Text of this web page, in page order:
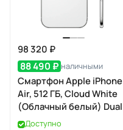
98 320 ₽
88 490 ₽ наличными
Смартфон Apple iPhone
Air, 512 ГБ, Cloud White
(Облачный белый) Dual
eSIM
Доступно